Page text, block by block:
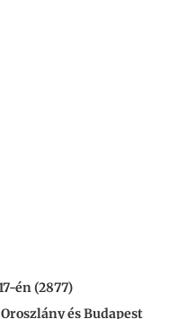
én (2877)
és Budapest